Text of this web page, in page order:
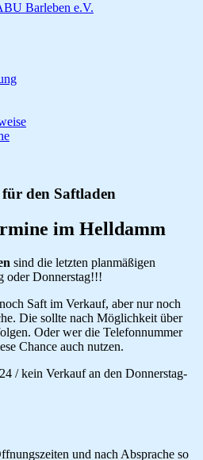
Barleben e.V.
für den Saftladen
im Helldamm
sind die letzten planmäßigen
oder Donnerstag!!!
Saft im Verkauf, aber nur noch
Die sollte nach Möglichkeit über
Oder wer die Telefonnummer
Chance auch nutzen.
/ kein Verkauf an den Donnerstag-
und nach Absprache so